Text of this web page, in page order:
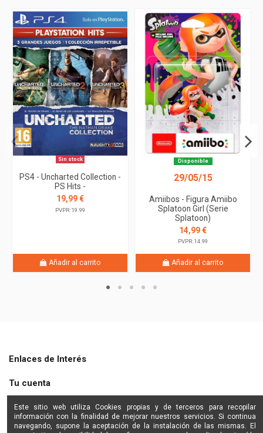
Sin stock
PS4 - Uncharted Collection -
PS Hits -
19,99 €
PVPR: 19.99
Añadir al carrito
Disponible
29/05/15
Amiibos - Figura Amiibo
Splatoon Girl (Serie
Splatoon)
14,99 €
PVPR: 14.99
Añadir al carrito
Enlaces de Interés
Tu cuenta
Shine Star
Contactanos
Este sitio web utiliza Cookies propias y de terceros para recopilar
información con la finalidad de mejorar nuestros servicios. Si continua
navegando, supone la aceptación de la instalación de las mismas. El